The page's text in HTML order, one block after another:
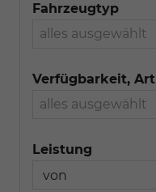
Fahrzeugtyp
alles ausgewählt
Verfügbarkeit, Art
alles ausgewählt
Leistung